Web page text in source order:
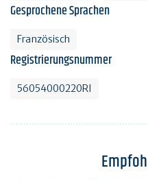
Gesprochene Sprachen
Französisch
Registrierungsnummer
56054000220RI